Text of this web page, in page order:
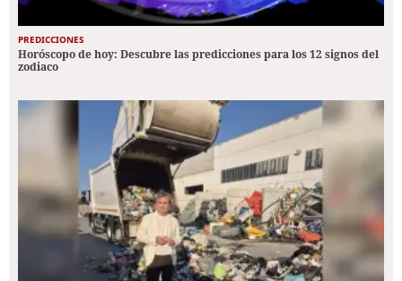
PREDICCIONES
Horóscopo de hoy: Descubre las predicciones para los 12 signos del
zodiaco